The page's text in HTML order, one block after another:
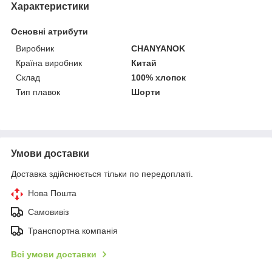
Характеристики
Основні атрибути
Виробник
CHANYANOK
Країна виробник
Китай
Склад
100% хлопок
Тип плавок
Шорти
Умови доставки
Доставка здійснюється тільки по передоплаті.
Нова Пошта
Самовивіз
Транспортна компанія
Всі умови доставки